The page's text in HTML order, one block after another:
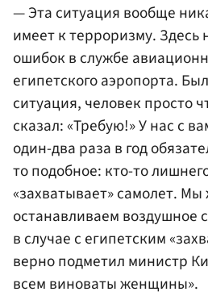
— Эта ситуация вообще
имеет к терроризму. Здесь
ошибок в службе
египетского аэропорта.
ситуация, человек просто
сказал: «Требую!» У нас с
один-два раза в год
то подобное: кто-то
«захватывает» самолет. Мы
останавливаем воздушное
в случае с египетским
верно подметил министр
всем виноваты женщины».